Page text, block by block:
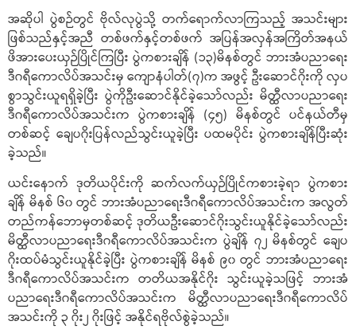
အဆိုပါ ပွဲစဉ်တွင် ဗိုလ်လုပွဲသို့ တက်ရောက်လာကြသည့် အသင်းများ
ဖြစ်သည်နှင့်အညီ တစ်ဖက်နှင့်တစ်ဖက် အပြန်အလှန်အကြိတ်အနယ်
ဖိအားပေးယှဉ်ပြိုင်ကြပြီး ပွဲကစားချိန် (၁၃)မိနစ်တွင် ဘားအံပညာရေး
ဒီဂရီကောလိပ်အသင်းမှ ကျောနံပါတ်(၇)က အဖွင့် ဦးဆောင်ဂိုးကို လှပ
စွာသွင်းယူရရှိခဲ့ပြီး ပွဲကိုဦးဆောင်နိုင်ခဲ့သော်လည်း မိတ္ထီလာပညာရေး
ဒီဂရီကောလိပ်အသင်းက ပွဲကစားချိန် (၄၅) မိနစ်တွင် ပင်နယ်တီမှ
တစ်ဆင့် ချေပဂိုးပြန်လည်သွင်းယူခဲ့ပြီး ပထမပိုင်း ပွဲကစားချိန်ပြီးဆုံး
ခဲ့သည်။
ယင်းနောက် ဒုတိယပိုင်းကို ဆက်လက်ယှဉ်ပြိုင်ကစားခဲ့ရာ ပွဲကစား
ချိန် မိနစ် ၆၀ တွင် ဘားအံပညာရေးဒီဂရီကောလိပ်အသင်းက အလွတ်
တည်ကန်ဘောမှတစ်ဆင့် ဒုတိယဦးဆောင်ဂိုးသွင်းယူနိုင်ခဲ့သော်လည်း
မိတ္ထီလာပညာရေးဒီဂရီကောလိပ်အသင်းက ပွဲချိန် ၇၂ မိနစ်တွင် ချေပ
ဂိုးထပ်မံသွင်းယူနိုင်ခဲ့ပြီး ပွဲကစားချိန် မိနစ် ၉၀ တွင် ဘားအံပညာရေး
ဒီဂရီကောလိပ်အသင်းက တတိယအနိုင်ဂိုး သွင်းယူခဲ့သဖြင့် ဘားအံ
ပညာရေးဒီဂရီကောလိပ်အသင်းက မိတ္ထီလာပညာရေးဒီဂရီကောလိပ်
အသင်းကို ၃ ဂိုး၂ ဂိုးဖြင့် အနိုင်ရဗိုလ်စွဲခဲ့သည်။